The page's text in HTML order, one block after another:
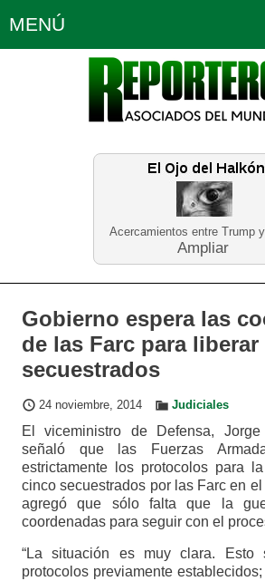
Acercamientos entre Trump
Ampliar
MENÚ
Política Opinión
Planeta Tierra
Educación
Gobierno espera las
de las Farc para liberar
secuestrados
24 noviembre, 2014 Judiciales
El viceministro de Defensa,
señaló que las Fuerzas
estrictamente los protocolos para
cinco secuestrados por las Farc en
agregó que sólo falta que la
coordenadas para seguir con el
“La situación es muy clara.
protocolos previamente